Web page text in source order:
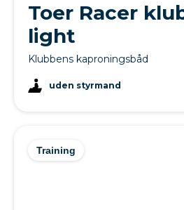
Toer Racer
light
Klubbens kaproningsbåd
uden styrmand
Training